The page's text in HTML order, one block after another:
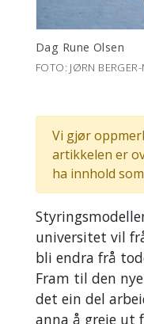
Dag Rune Olsen
FOTO: JØRN
Vi gjør
artikkelen er
ha innhold
universitet vil
bli endra frå
Fram til den
det ein del
anna å greie ut